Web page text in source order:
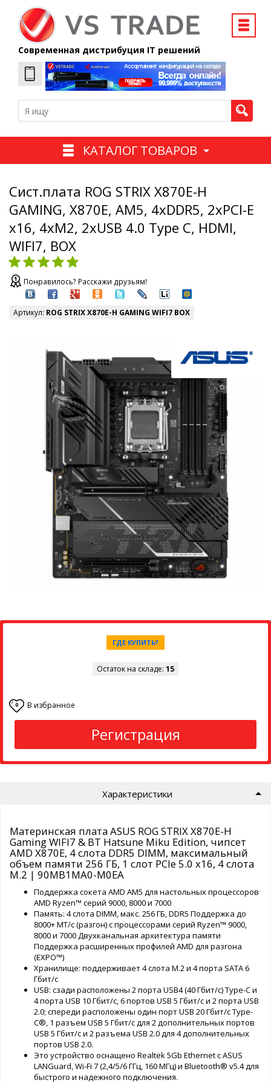
Современная дистрибуция IT решений
КАТАЛОГ ТОВАРОВ
Сист.плата ROG STRIX X870E-H
GAMING, X870E, AM5, 4xDDR5, 2xPCI-E
x16, 4xM2, 2xUSB 4.0 Type C, HDMI,
WIFI7, BOX
Понравилось? Расскажи друзьям!
Артикул: ROG STRIX X870E-H GAMING WIFI7 BOX
ГДЕ КУПИТЬ?
Остаток на складе: 15
0 В избранное
Регистрация
Характеристики
Материнская плата ASUS ROG STRIX X870E-H
Gaming WIFI7 & BT Hatsune Miku Edition, чипсет
AMD X870E, 4 слота DDR5 DIMM, максимальный
объем памяти 256 ГБ, 1 слот PCIe 5.0 x16, 4 слота
M.2 | 90MB1MA0-M0EA
Поддержка сокета AMD AM5 для настольных процессоров
AMD Ryzen™ серий 9000, 8000 и 7000
Память: 4 слота DIMM, макс. 256 ГБ, DDR5 Поддержка до
8000+ МТ/с (разгон) с процессорами серий Ryzen™ 9000,
8000 и 7000 Двухканальная архитектура памяти
Поддержка расширенных профилей AMD для разгона
(EXPO™)
Хранилище: поддерживает 4 слота M.2 и 4 порта SATA 6
Гбит/с
USB: сзади расположены 2 порта USB4 (40 Гбит/с) Type-C и
4 порта USB 10 Гбит/с, 6 портов USB 5 Гбит/с и 2 порта USB
2.0; спереди расположены один порт USB 20 Гбит/с Type-
C®, 1 разъем USB 5 Гбит/с для 2 дополнительных портов
USB 5 Гбит/с и 2 разъема USB 2.0 для 4 дополнительных
портов USB 2.0.
Это устройство оснащено Realtek 5Gb Ethernet с ASUS
LANGuard, Wi-Fi 7 (2,4/5/6 ГГц, 160 МГц) и Bluetooth® v5.4 для
быстрого и надежного подключения.